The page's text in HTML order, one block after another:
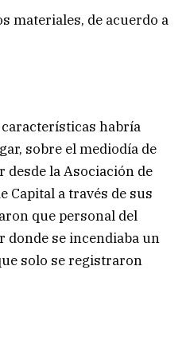
materiales, de acuerdo a
habría
sobre el mediodía de
desde la Asociación de
Capital a través de sus
que personal del
donde se incendiaba un
solo se registraron